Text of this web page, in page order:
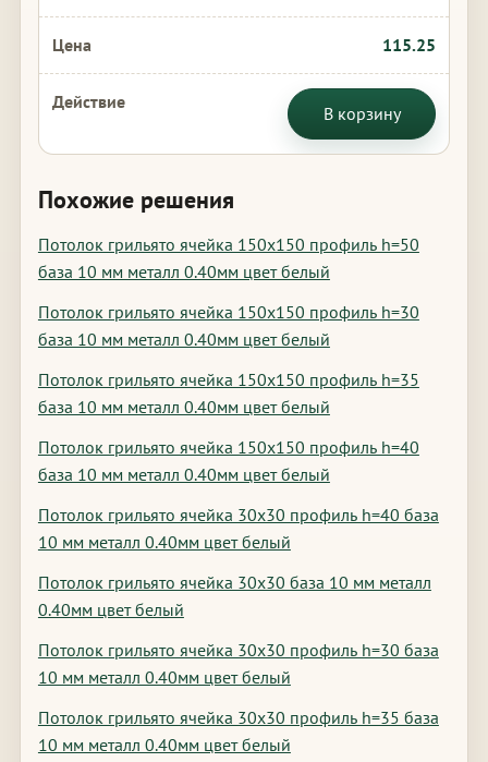
115.25
В корзину
Похожие решения
Потолок грильято ячейка 150х150 профиль h=50
база 10 мм металл 0.40мм цвет белый
Потолок грильято ячейка 150х150 профиль h=30
база 10 мм металл 0.40мм цвет белый
Потолок грильято ячейка 150х150 профиль h=35
база 10 мм металл 0.40мм цвет белый
Потолок грильято ячейка 150х150 профиль h=40
база 10 мм металл 0.40мм цвет белый
Потолок грильято ячейка 30х30 профиль h=40 база
10 мм металл 0.40мм цвет белый
Потолок грильято ячейка 30х30 база 10 мм металл
0.40мм цвет белый
Потолок грильято ячейка 30х30 профиль h=30 база
10 мм металл 0.40мм цвет белый
Потолок грильято ячейка 30х30 профиль h=35 база
10 мм металл 0.40мм цвет белый